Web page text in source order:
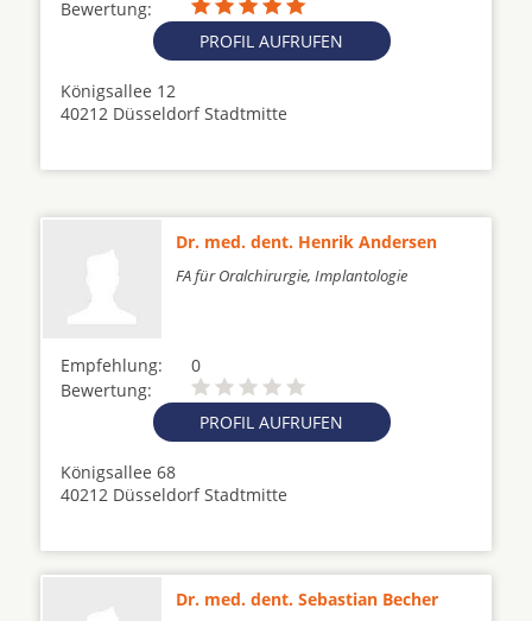
Bewertung:
PROFIL AUFRUFEN
Königsallee 12
40212 Düsseldorf Stadtmitte
Dr. med. dent. Henrik Andersen
FA für Oralchirurgie, Implantologie
Empfehlung:
0
Bewertung:
PROFIL AUFRUFEN
Königsallee 68
40212 Düsseldorf Stadtmitte
Dr. med. dent. Sebastian Becher